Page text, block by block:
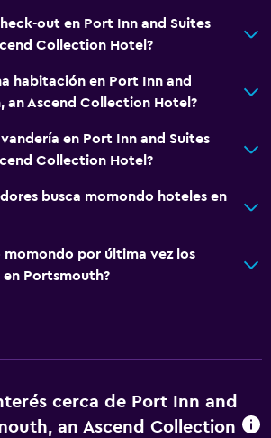
out en Port Inn and Suites
Collection Hotel?
habitación en Port Inn and
an Ascend Collection Hotel?
en Port Inn and Suites
Collection Hotel?
busca momondo hoteles en
momondo por última vez los
Portsmouth?
cerca de Port Inn and
an Ascend Collection